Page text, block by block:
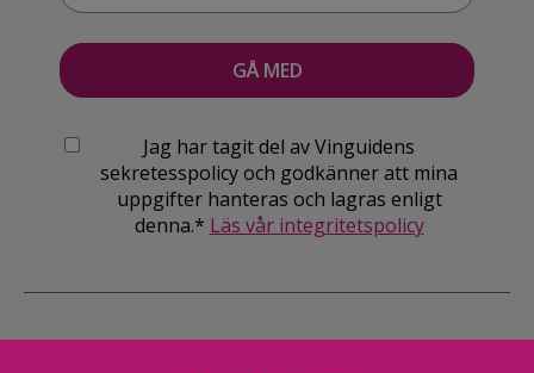
Jag har tagit del av Vinguidens
sekretesspolicy och godkänner att mina
uppgifter hanteras och lagras enligt
denna.* Läs vår integritetspolicy